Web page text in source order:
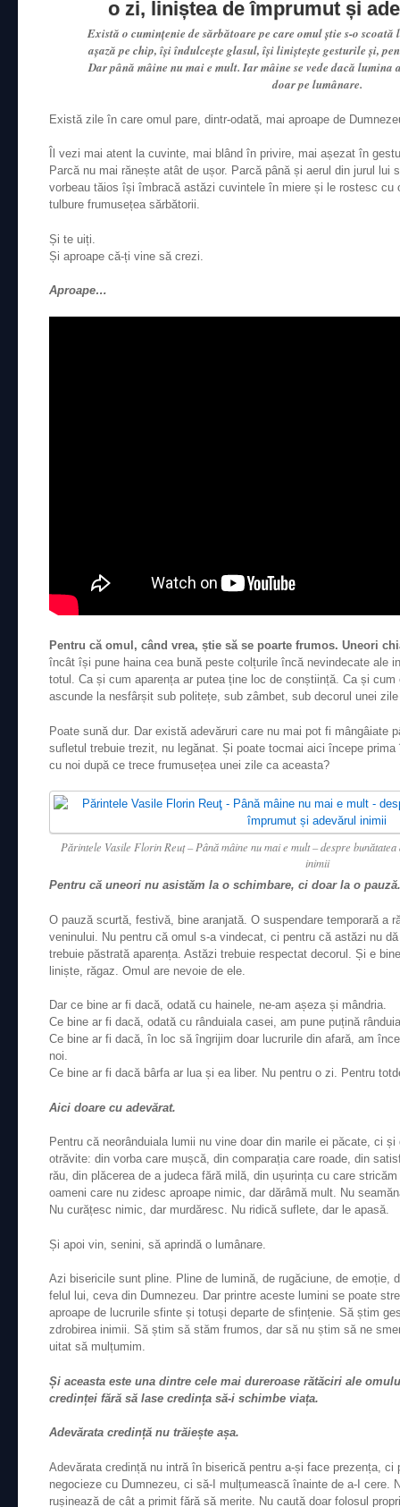
o zi, liniștea de împrumut și
Există o cumințenie de sărbătoare pe care omul știe s-o
așază pe chip, își îndulcește glasul, își liniștește gesturile și,
Dar până mâine nu mai e mult. Iar mâine se vede dacă lumina
doar pe lumânare.
Există zile în care omul pare, dintr-odată, mai aproape de
Îl vezi mai atent la cuvinte, mai blând în privire, mai așezat în
Parcă nu mai rănește atât de ușor. Parcă până și aerul din jurul lui
vorbeau tăios își îmbracă astăzi cuvintele în miere și le rostesc cu
tulbure frumusețea sărbătorii.
Și te uiți.
Și aproape că-ți vine să crezi.
Aproape…
Pentru că omul, când vrea, știe să se poarte frumos. Uneori
încât își pune haina cea bună peste colțurile încă nevindecate ale
totul. Ca și cum aparența ar putea ține loc de conștiință. Ca și cum
ascunde la nesfârșit sub politețe, sub zâmbet, sub decorul unei
Poate sună dur. Dar există adevăruri care nu mai pot fi mângâiate
sufletul trebuie trezit, nu legănat. Și poate tocmai aici începe
cu noi după ce trece frumusețea unei zile ca aceasta?
Părintele Vasile Florin Reuţ – Până mâine nu mai e mult – despre
inimii
Pentru că uneori nu asistăm la o schimbare, ci doar la o pauză.
O pauză scurtă, festivă, bine aranjată. O suspendare temporară a
veninului. Nu pentru că omul s-a vindecat, ci pentru că astăzi nu
trebuie păstrată aparența. Astăzi trebuie respectat decorul. Și e
liniște, răgaz. Omul are nevoie de ele.
Dar ce bine ar fi dacă, odată cu hainele, ne-am așeza și mândria.
Ce bine ar fi dacă, odată cu rânduiala casei, am pune puțină
Ce bine ar fi dacă, în loc să îngrijim doar lucrurile din afară, am
noi.
Ce bine ar fi dacă bârfa ar lua și ea liber. Nu pentru o zi. Pentru
Aici doare cu adevărat.
Pentru că neorânduiala lumii nu vine doar din marile ei păcate, ci
otrăvite: din vorba care mușcă, din comparația care roade, din
rău, din plăcerea de a judeca fără milă, din ușurința cu care
oameni care nu zidesc aproape nimic, dar dărâmă mult. Nu
Nu curățesc nimic, dar murdăresc. Nu ridică suflete, dar le apasă.
Și apoi vin, senini, să aprindă o lumânare.
Azi bisericile sunt pline. Pline de lumină, de rugăciune, de emoție,
felul lui, ceva din Dumnezeu. Dar printre aceste lumini se poate
aproape de lucrurile sfinte și totuși departe de sfințenie. Să știm
zdrobirea inimii. Să știm să stăm frumos, dar să nu știm să ne
uitat să mulțumim.
Și aceasta este una dintre cele mai dureroase rătăciri ale
credinței fără să lase credința să-i schimbe viața.
Adevărata credință nu trăiește așa.
Adevărata credință nu intră în biserică pentru a-și face prezența,
negocieze cu Dumnezeu, ci să-I mulțumească înainte de a-I cere.
rușinează de cât a primit fără să merite. Nu caută doar folosul